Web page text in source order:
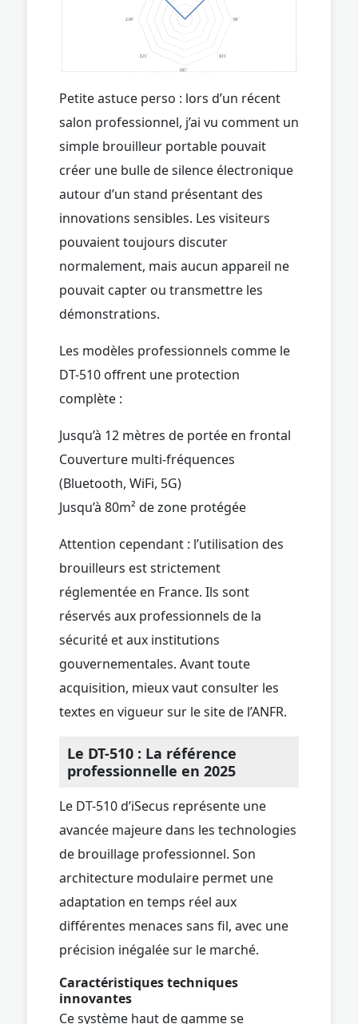
Petite astuce perso : lors d’un récent
salon professionnel, j’ai vu comment un
simple brouilleur portable pouvait
créer une bulle de silence électronique
autour d’un stand présentant des
innovations sensibles. Les visiteurs
pouvaient toujours discuter
normalement, mais aucun appareil ne
pouvait capter ou transmettre les
démonstrations.
Les modèles professionnels comme le
DT-510 offrent une protection
complète :
Jusqu’à 12 mètres de portée en frontal
Couverture multi-fréquences
(Bluetooth, WiFi, 5G)
Jusqu’à 80m² de zone protégée
Attention cependant : l’utilisation des
brouilleurs est strictement
réglementée en France. Ils sont
réservés aux professionnels de la
sécurité et aux institutions
gouvernementales. Avant toute
acquisition, mieux vaut consulter les
textes en vigueur sur le site de l’ANFR.
Le DT-510 : La référence
professionnelle en 2025
Le DT-510 d’iSecus représente une
avancée majeure dans les technologies
de brouillage professionnel. Son
architecture modulaire permet une
adaptation en temps réel aux
différentes menaces sans fil, avec une
précision inégalée sur le marché.
Caractéristiques techniques
innovantes
Ce système haut de gamme se